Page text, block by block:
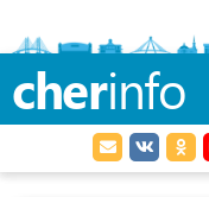
cherinfo